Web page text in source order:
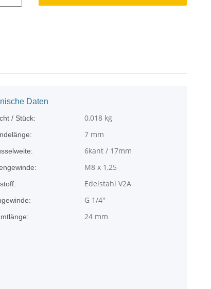
Daten
/ Stück: 0,018 kg
7 mm
6kant / 17mm
M8 x 1,25
Edelstahl V2A
G 1/4"
24 mm